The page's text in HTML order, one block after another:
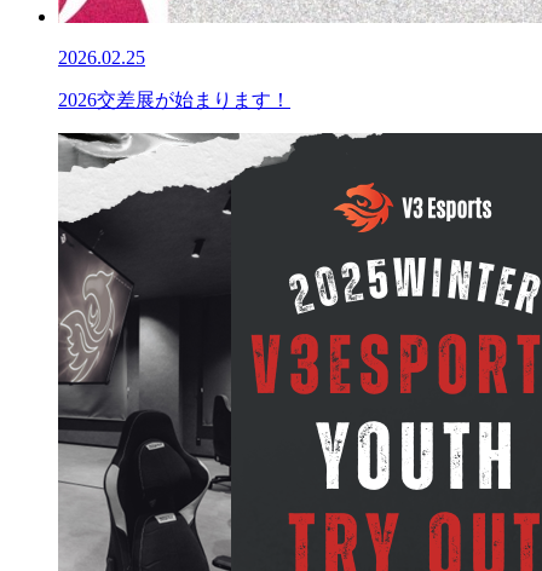
2026.02.25
2026交差展が始まります！